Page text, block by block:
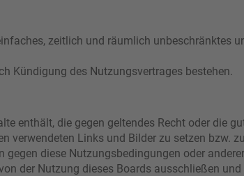
zeitlich und räumlich unbeschränktes
Kündigung des Nutzungsvertrages bestehen.
enthält, die gegen geltendes Recht oder die
verwendeten Links und Bilder zu setzen bzw.
gegen diese Nutzungsbedingungen oder
der Nutzung dieses Boards ausschließen